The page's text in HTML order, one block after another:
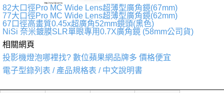
82大口徑Pro MC Wide Lens超薄型廣角鏡(67mm)
77大口徑Pro MC Wide Lens超薄型廣角鏡(62mm)
67口徑高畫質0.45x超廣角52mm鏡頭(黑色)
NiSi 奈米鍍膜SLR單眼專用0.7X廣角鏡 (58mm公司貨)
相關網頁
投影機燈泡哪裡找? 數位蘋果網品牌多 價格便宜
電子型錄列表 / 產品規格表 / 中文說明書